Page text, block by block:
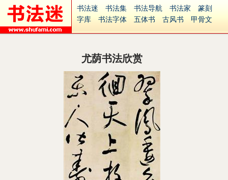
书法迷 书法集 书法导航 书法家
篆刻
字库
书法字体 五体书 古风书
甲骨文
集字
字形 大字
古籍
中医 象棋 游戏
起名
识字 英语 印章
字体下载
免费字体 中文字体
Ai矢量
P图宝 南无阿弥陀佛
安全网站
捐赠 繁體版
尤荫书法欣赏